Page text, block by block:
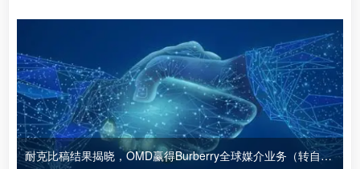
耐克比稿结果揭晓，OMD赢得Burberry全球媒介业务（转自广告狂人日报）